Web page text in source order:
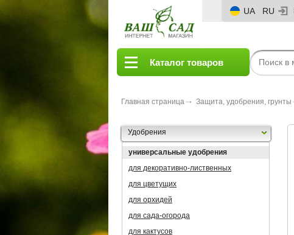
UA RU
Каталог товаров
Главная страница Защита, удобрения, грунты
Удобрения
универсальные удобрения
для декоративно-лиственных
для цветущих
для орхидей
для сада-огорода
для кактусов